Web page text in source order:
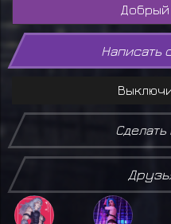
Добрый
Написать